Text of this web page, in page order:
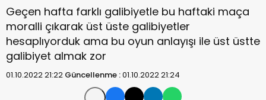
Geçen hafta farklı galibiyetle bu haftaki maça
moralli çıkarak üst üste galibiyetler
hesaplıyorduk ama bu oyun anlayışı ile üst üstte
galibiyet almak zor
01.10.2022 21:22 Güncellenme :01.10.2022 21:24